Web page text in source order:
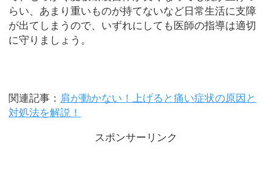
らい、あまり重いものが持てないなど日常生活に支障
が出てしまうので、いずれにしても医師の指導は適切
に守りましょう。
関連記事： 肩が動かない！上げると痛い症状の原因と
対処法を解説！
スポンサーリンク